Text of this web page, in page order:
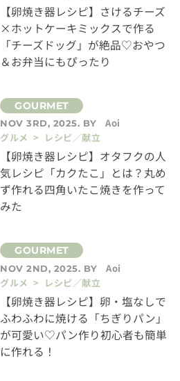
【卵焼き器レシピ】さけるチーズ
×ホットケーキミックスで作る
「チーズドッグ」が絶品♡おやつ
＆お弁当にもぴったり
NOV 3RD, 2025. BY
Aoi
グルメ > レシピ／献立
【卵焼き器レシピ】オタフクの人
気レシピ「カクたこ」とは？丸め
ず作れる四角いたこ焼きを作って
みた
NOV 2ND, 2025. BY
Aoi
グルメ > レシピ／献立
【卵焼き器レシピ】卵・塩なしで
ふわふわに焼ける「ちぎりパン」
が可愛い♡パン作り初心者も簡単
に作れる！